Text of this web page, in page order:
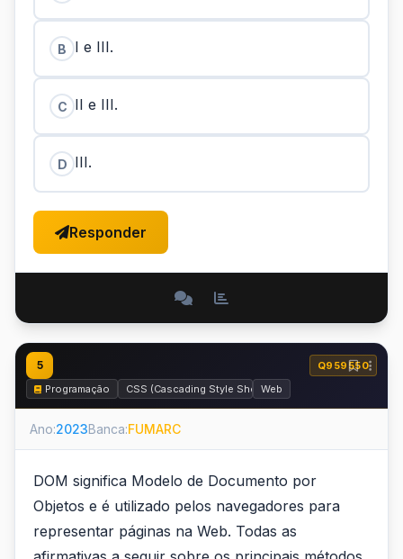
B I e III.
C II e III.
D III.
Responder
5
Q959550
Programação
CSS (Cascading Style Sheets)
Web
Ano:2023Banca:FUMARC
DOM significa Modelo de Documento por
Objetos e é utilizado pelos navegadores para
representar páginas na Web. Todas as